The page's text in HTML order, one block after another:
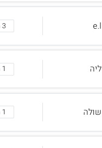
e.l 3 תגובות
ליה 1 תגובות
שולה 1 תגובות